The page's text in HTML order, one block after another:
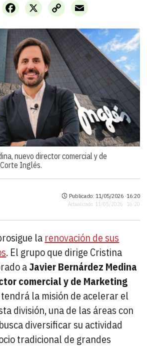
X
Facebook
Copy
Link
Email
nuevo director comercial y de
Inglés.
Publicado: 11/05/2026 ·16:20
Actualizado: 11/05/2026 · 16:20
la renovación de sus
. El grupo que dirige Cristina
aJavier Bernárdez Medina
comercial y de Marketing
la misión de acelerar el
división, una de las áreas con
diversificar su actividad
tradicional de grandes